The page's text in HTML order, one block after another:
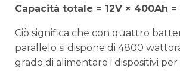
Capacità totale = 12V × 400Ah
Ciò significa che con quattro
parallelo si dispone di 4800
grado di alimentare i dispositivi